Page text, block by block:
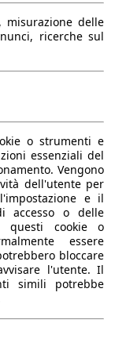
misurazione delle
ricerche sul
o strumenti e
essenziali del
Vengono
dell'utente per
e il
accesso o delle
questi cookie o
essere
bloccare
l'utente. Il
simili potrebbe